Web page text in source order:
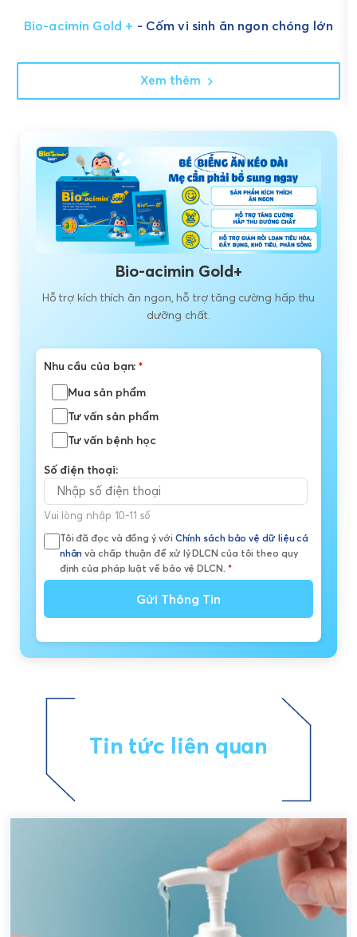
Bio-acimin Gold + - Cốm vi sinh ăn ngon chóng lớn
Xem thêm
Bio-acimin Gold+
Hỗ trợ kích thích ăn ngon, hỗ trợ tăng cường hấp thu
dưỡng chất.
Nhu cầu của bạn:*
Mua sản phẩm
Tư vấn sản phẩm
Tư vấn bệnh học
Số điện thoại:
Vui lòng nhập 10-11 số
Tôi đã đọc và đồng ý với Chính sách bảo vệ dữ liệu cá
nhân và chấp thuận để xử lý DLCN của tôi theo quy
định của pháp luật về bảo vệ DLCN. *
Gửi Thông Tin
Tin tức liên quan